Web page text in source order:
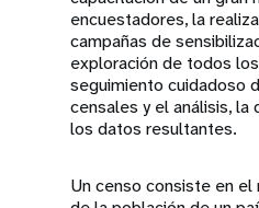
encuestadores, la
campañas de
exploración de todos
seguimiento cuidadoso
censales y el análisis, la
los datos resultantes.
Un censo consiste en